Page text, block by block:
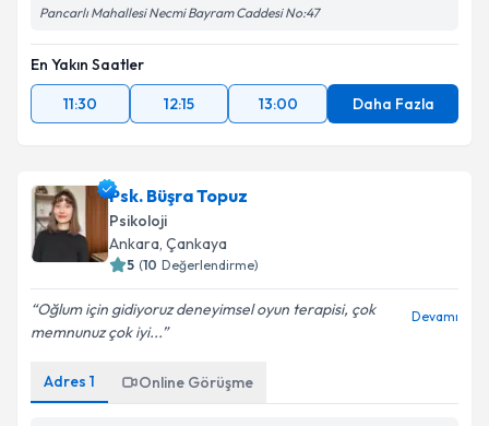
Pancarlı Mahallesi Necmi Bayram Caddesi No:47
En Yakın Saatler
11:30
12:15 13:00 Daha Fazla
Psk. Büşra Topuz
Psikoloji
Ankara, Çankaya
5 (10 Değerlendirme)
Oğlum için gidiyoruz deneyimsel oyun terapisi, çok
memnunuz çok iyi...
Devamı
Adres 1 Online Görüşme